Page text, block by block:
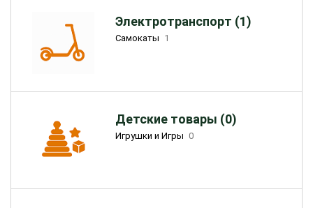
Электротранспорт (1)
Самокаты 1
Детские товары (0)
Игрушки и Игры 0